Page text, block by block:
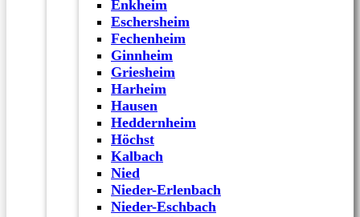
Enkheim
Eschersheim
Fechenheim
Ginnheim
Griesheim
Harheim
Hausen
Heddernheim
Höchst
Kalbach
Nied
Nieder-Erlenbach
Nieder-Eschbach